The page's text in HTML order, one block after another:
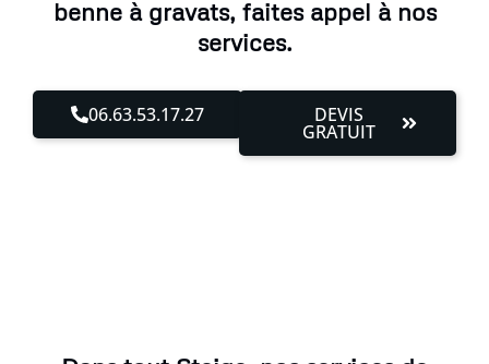
benne à gravats, faites appel à nos
services.
06.63.53.17.27 DEVIS
GRATUIT